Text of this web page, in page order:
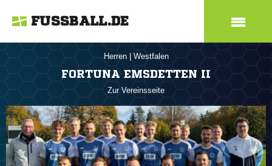
FUSSBALL.DE
Herren Westfalen
FORTUNA EMSDETTEN II
Zur Vereinsseite